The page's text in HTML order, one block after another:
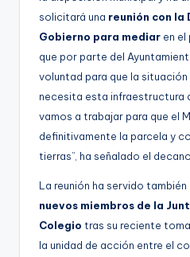
solicitará una reunión con la
Gobierno para mediar en el
que por parte del
voluntad para que la
necesita esta infraestructura
vamos a trabajar para que el
definitivamente la parcela y
tierras”, ha señalado el decano.
La reunión ha servido
nuevos miembros de la
Colegio tras su reciente
la unidad de acción entre el